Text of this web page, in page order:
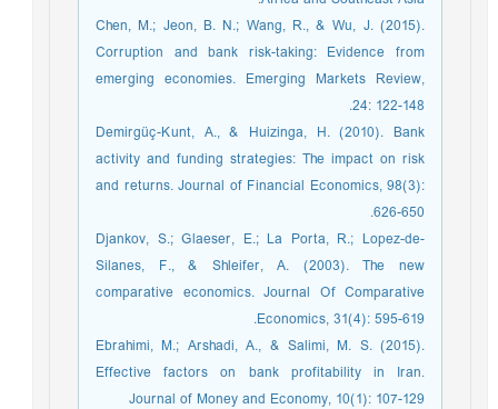
Chen, M.; Jeon, B. N.; Wang, R., & Wu, J. (2015).
Corruption and bank risk-taking: Evidence from
emerging economies. Emerging Markets Review,
24: 122-148.
Demirgüç-Kunt, A., & Huizinga, H. (2010). Bank
activity and funding strategies: The impact on risk
and returns. Journal of Financial Economics, 98(3):
626-650.
Djankov, S.; Glaeser, E.; La Porta, R.; Lopez-de-
Silanes, F., & Shleifer, A. (2003). The new
comparative economics. Journal Of Comparative
Economics, 31(4): 595-619.
Ebrahimi, M.; Arshadi, A., & Salimi, M. S. (2015).
Effective factors on bank profitability in Iran.
Journal of Money and Economy, 10(1): 107-129